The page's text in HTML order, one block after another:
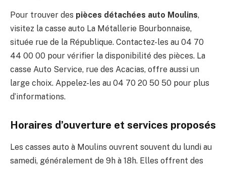
Pour trouver des pièces détachées auto Moulins,
visitez la casse auto La Métallerie Bourbonnaise,
située rue de la République. Contactez-les au 04 70
44 00 00 pour vérifier la disponibilité des pièces. La
casse Auto Service, rue des Acacias, offre aussi un
large choix. Appelez-les au 04 70 20 50 50 pour plus
d’informations.
Horaires d’ouverture et services proposés
Les casses auto à Moulins ouvrent souvent du lundi au
samedi, généralement de 9h à 18h. Elles offrent des